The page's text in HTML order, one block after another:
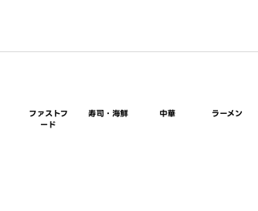
ファストフ
ード
寿司・海鮮 中華 ラーメン